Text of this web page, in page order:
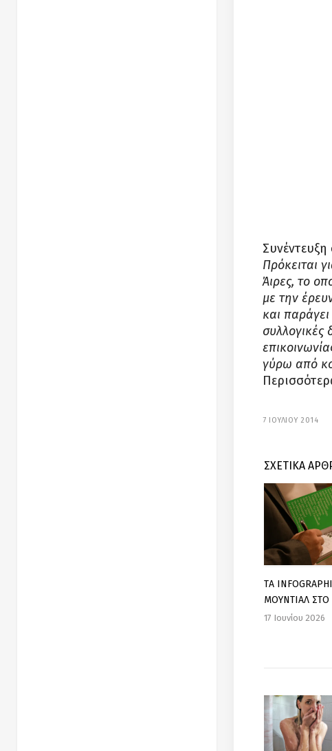
Συνέντευξη
Πρόκειται
Άιρες, το
με την
και
συλλογικές
γύρω από
7 ΙΟΥΛΙΟΥ 2014
ΣΧΕΤΙΚΑ
TΑ
ΜΟΥΝΤΙΑΛ
17 Ιουνίου 2026